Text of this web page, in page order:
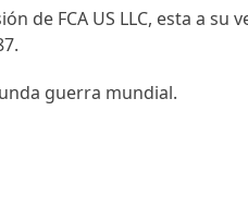
de FCA US LLC, esta a su
guerra mundial.